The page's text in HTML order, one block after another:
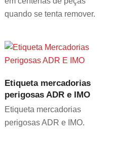
quando se tenta remover.
Etiqueta mercadorias
perigosas ADR e IMO
Etiqueta mercadorias
perigosas ADR e IMO.